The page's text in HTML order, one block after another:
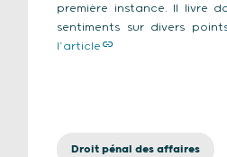
première instance. Il livre
sentiments sur divers
l’article
Droit pénal des affaires